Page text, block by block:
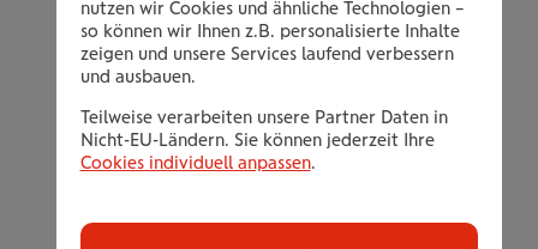
der Trugge Station
Termine für Messungen, neue
mit den Trainern sind ebenfalls inkludiert
Nicht inkludiert ist Tennis und Squash
nutzen wir Cookies und ähnliche Technologien –
so können wir Ihnen z.B. personalisierte Inhalte
zeigen und unsere Services laufend verbessern
und ausbauen.
Teilweise verarbeiten unsere Partner Daten in
Nicht-EU-Ländern. Sie können jederzeit Ihre
Cookies individuell anpassen.